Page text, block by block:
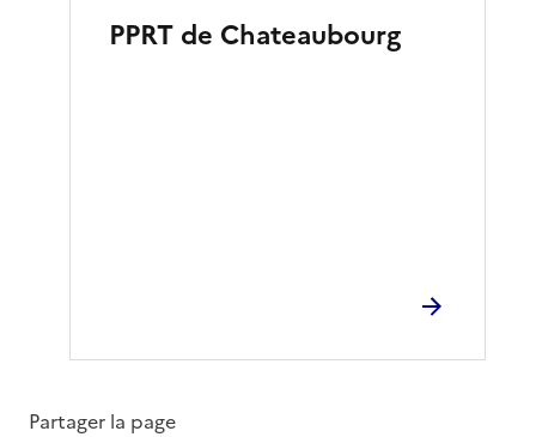
PPRT de Chateaubourg
Partager la page